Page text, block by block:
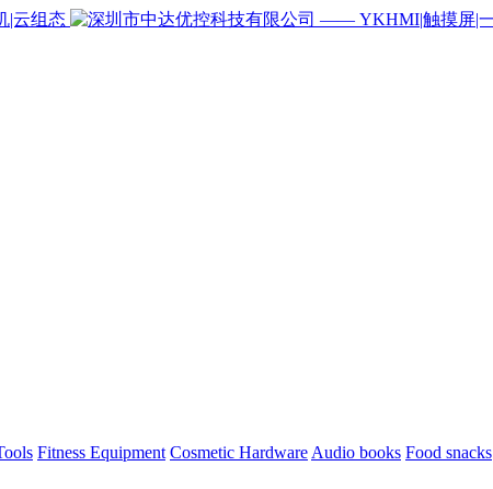
Fitness Equipment Cosmetic Hardware Audio books Food snacks